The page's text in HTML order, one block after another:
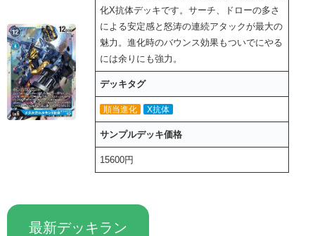
化X抗体デッキです。サーチ、ドローの多さ
による安定感と怒涛の連続アタックが最大の
魅力。進化時のバウンス効果もついでにやる
には余りにも強力。
デッキタグ
順当進化 X抗体
サンプルデッキ価格
15600円
最新デッキラン